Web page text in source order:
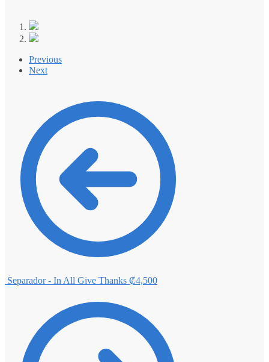
Previous
Next
Separador - In All Give Thanks ₡4,500